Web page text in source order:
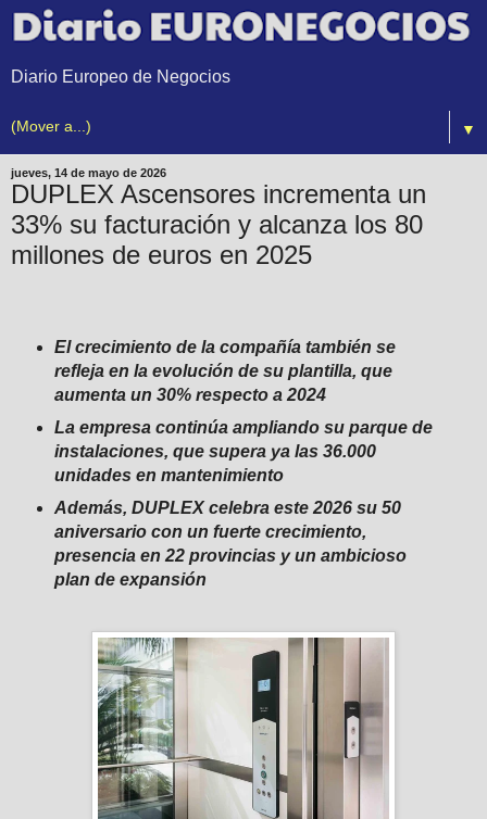
Diario Europeo de Negocios
▼
jueves, 14 de mayo de 2026
DUPLEX Ascensores incrementa un
33% su facturación y alcanza los 80
millones de euros en 2025
El crecimiento de la compañía también se
refleja en la evolución de su plantilla, que
aumenta un 30% respecto a 2024
La empresa continúa ampliando su parque de
instalaciones, que supera ya las 36.000
unidades en mantenimiento
Además, DUPLEX celebra este 2026 su 50
aniversario con un fuerte crecimiento,
presencia en 22 provincias y un ambicioso
plan de expansión